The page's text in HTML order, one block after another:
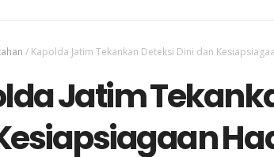
/ Kapolda Jatim Tekankan Deteksi Dini dan
Jatim